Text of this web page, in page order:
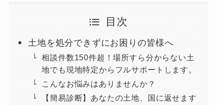
目次
土地を処分できずにお困りの皆様へ
相談件数150件超！場所すら分からない土
地でも現地特定からフルサポートします。
こんなお悩みはありませんか？
【簡易診断】あなたの土地、国に返せます